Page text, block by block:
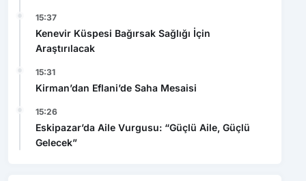
15:37
Kenevir Küspesi Bağırsak Sağlığı İçin
Araştırılacak
15:31
Kirman’dan Eflani’de Saha Mesaisi
15:26
Eskipazar’da Aile Vurgusu: “Güçlü Aile, Güçlü
Gelecek”